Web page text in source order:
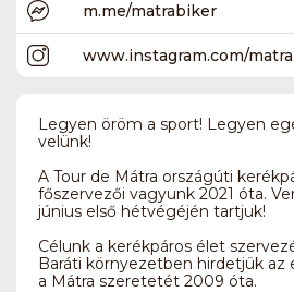
m.me/matrabiker
www.instagram.com/
Legyen öröm a sport! Legyen
velünk!
A Tour de Mátra országúti
főszervezői vagyunk 2021 óta.
június első hétvégéjén tartjuk!
Célunk a kerékpáros élet
Baráti környezetben hirdetjük az
a Mátra szeretetét 2009 óta.